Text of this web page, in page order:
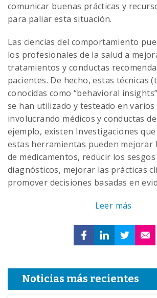
comunicar buenas prácticas y
para paliar esta situación.
Las ciencias del comportamiento
los profesionales de la salud a
tratamientos y conductas
pacientes. De hecho, estas técnicas
conocidas como “behavioral
se han utilizado y testeado en
involucrando médicos y conductas
ejemplo, existen Investigaciones
estas herramientas pueden mejorar
de medicamentos, reducir los
diagnósticos, mejorar las prácticas
promover decisiones basadas en
Leer más
Noticias más recientes